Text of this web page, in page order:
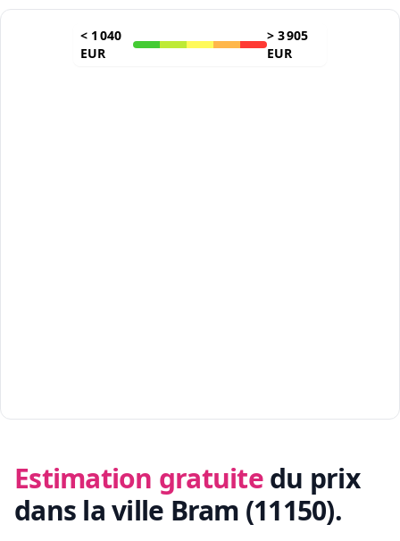
< 1 040
EUR
> 3 905
EUR
Estimation gratuite du prix
dans la ville Bram (11150).